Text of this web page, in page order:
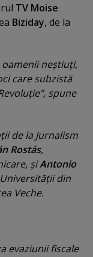
TV Moise
Biziday, de la
neştiuţi,
care subzistă
spune
de la Jurnalism
Rostás,
şiAntonio
din
Veche.
evaziunii fiscale